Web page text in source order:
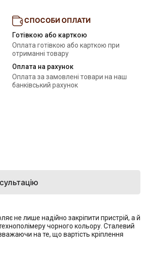
СПОСОБИ ОПЛАТИ
Готівкою або карткою
Оплата готівкою або карткою при
отриманні товару
Оплата на рахунок
Оплата за замовлені товари на наш
банківський рахунок
не лише надійно закріпити пристрій, а й
чорного кольору. Сталевий
на те, що вартість кріплення